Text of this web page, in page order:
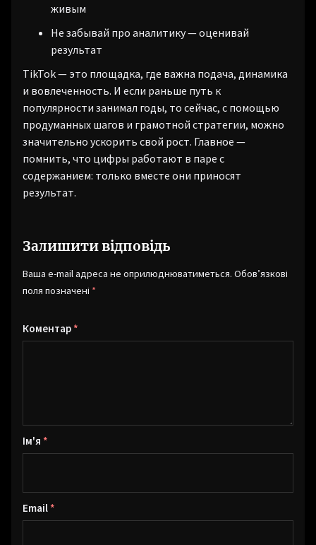
живым
Не забывай про аналитику — оценивай
результат
TikTok — это площадка, где важна подача, динамика
и вовлеченность. И если раньше путь к
популярности занимал годы, то сейчас, с помощью
продуманных шагов и грамотной стратегии, можно
значительно ускорить свой рост. Главное —
помнить, что цифры работают в паре с
содержанием: только вместе они приносят
результат.
Залишити відповідь
Ваша e-mail адреса не оприлюднюватиметься. Обов’язкові
поля позначені *
Коментар *
Ім'я *
Email *